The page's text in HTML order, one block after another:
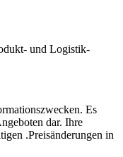
und Logistik-
Es
dar. Ihre
.Preisänderungen in